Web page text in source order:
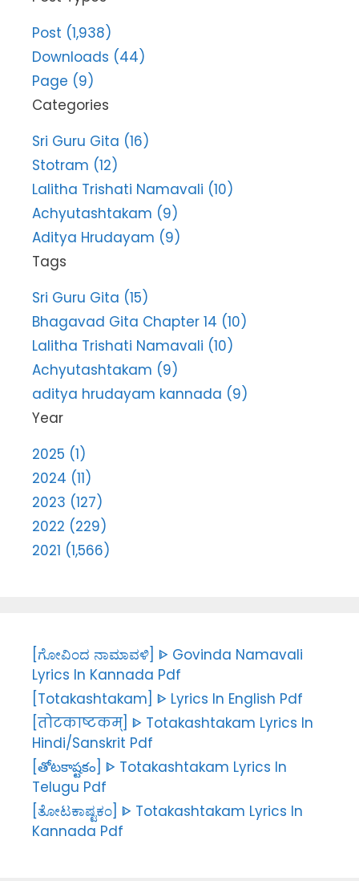
Post (1,938)
Downloads (44)
Page (9)
Categories
Sri Guru Gita (16)
Stotram (12)
Lalitha Trishati Namavali (10)
Achyutashtakam (9)
Aditya Hrudayam (9)
Tags
Sri Guru Gita (15)
Bhagavad Gita Chapter 14 (10)
Lalitha Trishati Namavali (10)
Achyutashtakam (9)
aditya hrudayam kannada (9)
Year
2025 (1)
2024 (11)
2023 (127)
2022 (229)
2021 (1,566)
[ಗೋವಿಂದ ನಾಮಾವಳಿ] ᐈ Govinda Namavali
Lyrics In Kannada Pdf
[Totakashtakam] ᐈ Lyrics In English Pdf
[तोटकाष्टकम्] ᐈ Totakashtakam Lyrics In
Hindi/Sanskrit Pdf
[తోటకాష్టకం] ᐈ Totakashtakam Lyrics In
Telugu Pdf
[ತೋಟಕಾಷ್ಟಕಂ] ᐈ Totakashtakam Lyrics In
Kannada Pdf